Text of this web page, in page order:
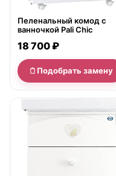
Пеленальный комод с
ванночкой Pali Chic
18 700 ₽
Подобрать замену
нет в продаже